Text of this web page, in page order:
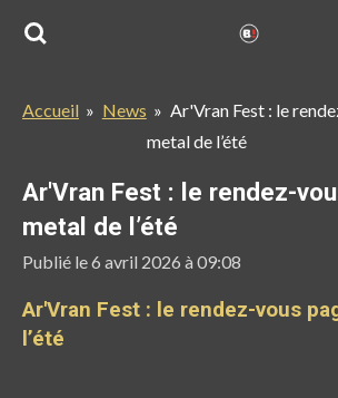
Passer
principal
Accueil » News » Ar'Vran Fest : le
metal de l’été
Ar'Vran Fest : le rendez-
metal de l’été
Publié le 6 avril 2026 à 09:08
Ar'Vran Fest : le rendez-vous
l’été